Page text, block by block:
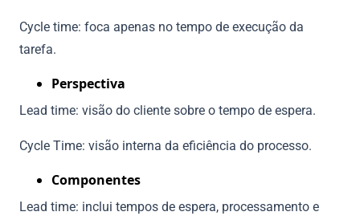
Cycle time: foca apenas no tempo de execução da
tarefa.
Perspectiva
Lead time: visão do cliente sobre o tempo de espera.
Cycle Time: visão interna da eficiência do processo.
Componentes
Lead time: inclui tempos de espera, processamento e